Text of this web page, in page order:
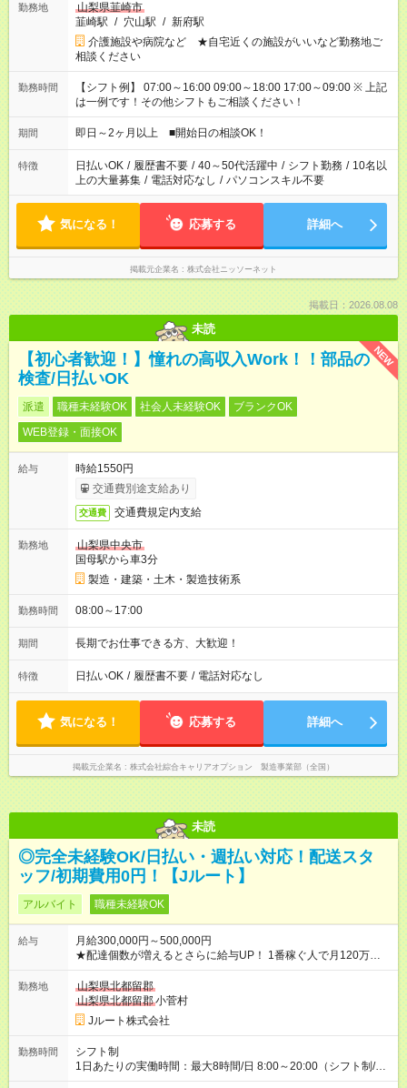
勤務地
山梨県韮崎市
韮崎駅 / 穴山駅 / 新府駅
介護施設や病院など ★自宅近くの施設がいいなど勤務地ご
相談ください
勤務時間
【シフト例】 07:00～16:00 09:00～18:00 17:00～09:00 ※ 上記
は一例です！その他シフトもご相談ください！
期間 即日～2ヶ月以上 ■開始日の相談OK！
特徴 日払いOK / 履歴書不要 / 40～50代活躍中 / シフト勤務 / 10名以
上の大量募集 / 電話対応なし / パソコンスキル不要
気になる！ 応募する 詳細へ
掲載元企業名 株式会社ニッソーネット
掲載日：2026.08.08
未読
NEW
【初心者歓迎！】憧れの高収入Work！！部品の
検査/日払いOK
派遣 職種未経験OK 社会人未経験OK
ブランクOK
WEB登録・面接OK
給与
時給1550円
交通費別途支給あり
交通費 交通費規定内支給
勤務地
山梨県中央市
国母駅から車3分
製造・建築・土木・製造技術系
勤務時間 08:00～17:00
期間 長期でお仕事できる方、大歓迎！
特徴 日払いOK / 履歴書不要 / 電話対応なし
気になる！ 応募する 詳細へ
掲載元企業名 株式会社綜合キャリアオプション 製造事業部（全国）
未読
◎完全未経験OK/日払い・週払い対応！配送スタ
ッフ/初期費用0円！【Jルート】
アルバイト 職種未経験OK
給与
月給300,000円～500,000円
★配達個数が増えるとさらに給与UP！ 1番稼ぐ人で月120万ほ
ど！ ・主要都市エリア 月収55万円／週5日稼働 月収65万~112
万円／週6日稼働 ・地方郊外エリア 月収40万円／週5日稼働 月
収40万円~50万円／週6日稼働 ＜モデルイメージ＞ ■月収50万
円 (27歳男性/江東区在住)※元建築関係 1日150個配達×25日勤務
(日休み) ■月収80万円(43歳男性/墨田区在住)※元営業 1日200個
勤務地
山梨県北都留郡
山梨県北都留郡小菅村
Jルート株式会社
勤務時間
シフト制
1日あたりの実働時間：最大8時間/日 8:00～20:00（シフト制/実
働8時間） ※週5日勤務（場所次第では週4も有り） ※配達状況に